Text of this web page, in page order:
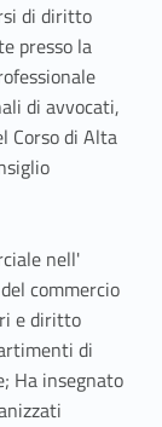
di diritto
presso la
di avvocati,
Corso di Alta
nell'
commercio
e diritto
di
Ha insegnato